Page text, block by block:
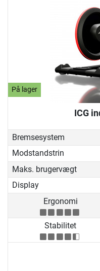
På lager
ICG
Bremsesystem
Modstandstrin
Maks. brugervægt
Display
Ergonomi
Stabilitet